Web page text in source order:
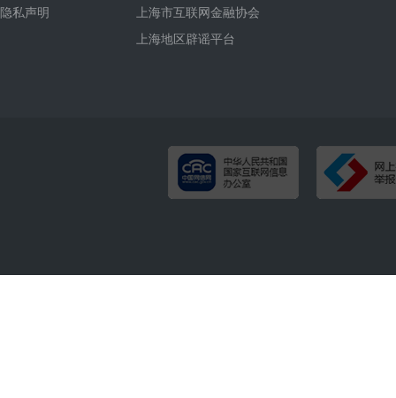
隐私声明
上海市互联网金融协会
上海地区辟谣平台